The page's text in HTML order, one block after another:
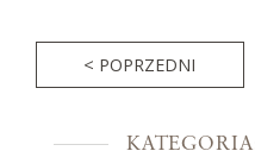
< POPRZEDNI